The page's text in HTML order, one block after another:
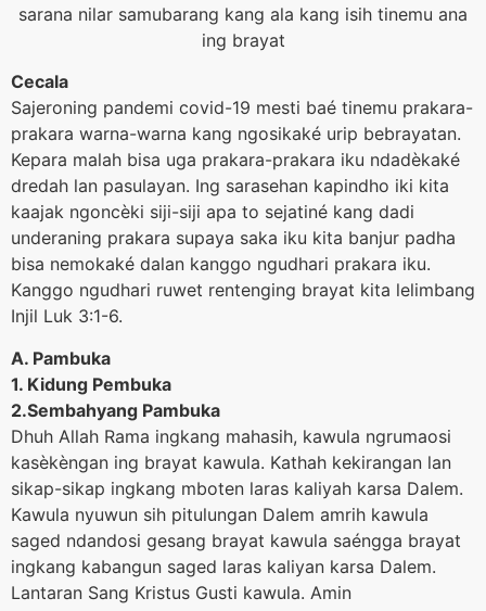
sarana nilar samubarang kang ala kang isih tinemu ana
ing brayat
Cecala
Sajeroning pandemi covid-19 mesti baé tinemu prakara-
prakara warna-warna kang ngosikaké urip bebrayatan.
Kepara malah bisa uga prakara-prakara iku ndadèkaké
dredah lan pasulayan. Ing sarasehan kapindho iki kita
kaajak ngoncèki siji-siji apa to sejatiné kang dadi
underaning prakara supaya saka iku kita banjur padha
bisa nemokaké dalan kanggo ngudhari prakara iku.
Kanggo ngudhari ruwet rentenging brayat kita lelimbang
Injil Luk 3:1-6.
A. Pambuka
1. Kidung Pembuka
2.Sembahyang Pambuka
Dhuh Allah Rama ingkang mahasih, kawula ngrumaosi
kasèkèngan ing brayat kawula. Kathah kekirangan lan
sikap-sikap ingkang mboten laras kaliyah karsa Dalem.
Kawula nyuwun sih pitulungan Dalem amrih kawula
saged ndandosi gesang brayat kawula saéngga brayat
ingkang kabangun saged laras kaliyan karsa Dalem.
Lantaran Sang Kristus Gusti kawula. Amin